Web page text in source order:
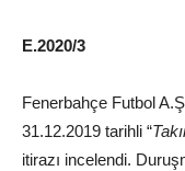
E.2020/3
Fenerbahçe Futbol
31.12.2019 tarihli “
itirazı incelendi.